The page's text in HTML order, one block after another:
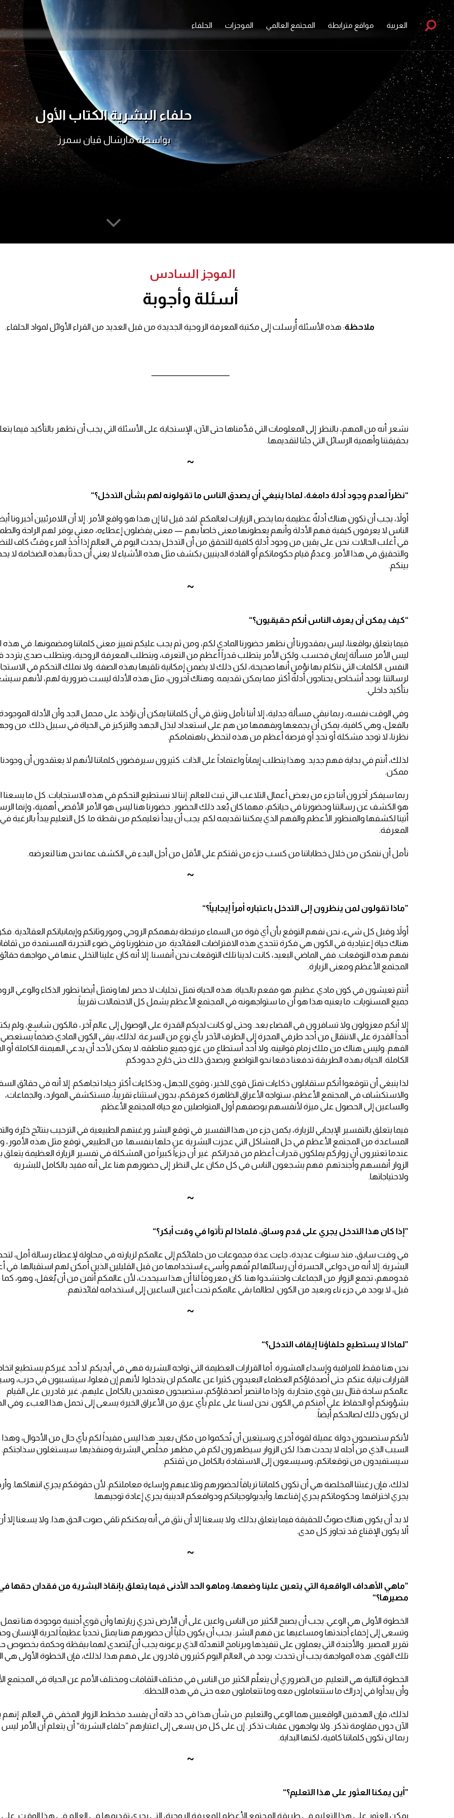
الحلفاء الموجزات المجتمع العالمي مواقع مترابطة العربية
حلفاء البشرية الكتاب الأول
بواسطة مارشال ڤيان سمرز
الموجز السادس
أسئلة وأجوبة
ملاحظة: هذه الأسئلة أُرسلت إلى مكتبة المعرفة الروحية الجديدة من قبل العديد من القراء الأوائل لمواد الحلفاء.
نشعر أنه من المهم، بالنظر إلى المعلومات التي قدَّمناها حتى الآن، الإستجابة على الأسئلة التي يجب أن تظهر بالتأكيد فيما
بحقيقتنا وأهمية الرسائل التي جئنا لتقديمها.
~
“نظراً لعدم وجود أدلة دامغة، لماذا ينبغي أن يصدق الناس ما تقولونه لهم بشأن التدخل؟“
أولاً، يجب أن تكون هناك أدلةٌ عظيمة بما يخص الزيارات لعالمكم. لقد قيل لنا إن هذا هو واقع الأمر. إلا أن اللامرئيين أخبرونا
الناس لا يعرفون كيفية فهم الأدلة وأنهم يعطونها معنى خاصاً بهم — معنى يفضلون إعطاءه، معنى يوفر لهم الراحة
في أغلب الحالات. نحن على يقين من وجود أدلةٍ كافية للتحقق من أن التدخل يحدث اليوم في العالم إذا أخذَ المرء وقتٌ كاف
والتحقيق في هذا الأمر. وعدمُ قيام حكوماتكم أو القادة الدينيين بكشف مثل هذه الأشياء لا يعني أن حدثاً بهذه الضخامة لا
بينكم.
~
“كيف يمكن أن يعرف الناس أنكم حقيقيون؟“
فيما يتعلق بواقعنا، ليس بمقدورنا أن نظهر حضورنا المادي لكم، ومن ثم يجب عليكم تمييز معنى كلماتنا ومضمونها. في هذه
ليس الأمر مسألة إيمان فحسب. ولكن الأمر يتطلب قدراً أعظم من التعرف، ويتطلب المعرفة الروحية، ويتطلب صدى يتردد
النفس. الكلمات التي نتكلم بها نؤمن أنها صحيحة، لكن ذلك لا يضمن إمكانية تلقيها بهذه الصفة. ولا نملك التحكم في
لرسالتنا. يوجد أشخاص يحتاجون أدلةٌ أكثر مما يمكن تقديمه. وهناك آخرون، مثل هذه الأدلة ليست ضرورية لهم، لأنهم
بتأكيد داخلي.
وفي الوقت نفسه، ربما نبقى مسألة جدلية، إلا أننا نأمل ونثق في أن كلماتنا يمكن أن تؤخذ على محمل الجد وأن الأدلة
بالفعل، وهي كافية، يمكن أن يجمعها ويفهمها من هم على استعداد لبذل الجهد والتركيز في الحياة في سبيل ذلك. من
نظرنا، لا توجد مشكلة أو تحدٍ أو فرصة أعظم من هذه لتحظى باهتمامكم.
لذلك، أنتم في بداية فهم جديد. وهذا يتطلب إيماناً واعتماداً على الذات. كثيرون سيرفضون كلماتنا لأنهم لا يعتقدون أن وجودنا
ممكن.
ربما سيفكر آخرون أننا جزء من بعض أعمال التلاعب التي تبث للعالم. إننا لا نستطيع التحكم في هذه الاستجابات. كل ما يسعنا
هو الكشف عن رسالتنا وحضورنا في حياتكم، مهما كان بُعد ذلك الحضور. حضورنا هنا ليس هو الأمر الأقصى أهمية، وإنما
أتينا لكشفها والمنظور الأعظم والفهم الذي يمكننا تقديمه لكم. يجب أن يبدأ تعليمكم من نقطة ما. كل التعليم يبدأ بالرغبة في
المعرفة.
نأمل أن نتمكن من خلال خطاباتنا من كسب جزء من ثقتكم على الأقل من أجل البدء في الكشف عما نحن هنا لنعرضه.
~
”ماذا تقولون لمن ينظرون إلى التدخل باعتباره أمراً إيجابياً؟“
أولاً وقبل كل شيء، نحن نفهم التوقع بأن أي قوة من السماء مرتبطة بفهمكم الروحي وموروثاتكم وإيمانياتكم العقائدية.
هناك حياة إعتيادية في الكون هي فكرة تتحدى هذه الافتراضات العقائدية. من منظورنا وفي ضوء التجربة المستمدة من
نفهم هذه التوقعات. ففي الماضي البعيد، كانت لدينا تلك التوقعات نحن أنفسنا. إلا أنه كان علينا التخلي عنها في مواجهة
المجتمع الأعظم ومعنى الزيارة.
أنتم تعيشون في كون مادي عظيم. هو مفعم بالحياة. هذه الحياة تمثل تجليات لا حصر لها وتمثل أيضا تطور الذكاء والوعي
جميع المستويات. ما يعنيه هذا هو أن ما ستواجهونه في المجتمع الأعظم يشمل كل الاحتمالات تقريباً.
إلا أنكم معزولون ولا تسافرون في الفضاء بعد. وحتى لو كانت لديكم القدرة على الوصول إلى عالم آخر، فالكون شاسع، ولم
أحداً القدرة على الانتقال من أحد طرفي المجرة إلى الطرف الآخر بأي نوع من السرعة. لذلك، يبقى الكون المادي ضخماً
الفهم. وليس هناك من ملك زمام قوانينه. ولا أحد أستطاع من غزو جميع مناطقه. لا يمكن لأحد أن يدعي الهيمنة الكاملة أو
الكاملة. الحياة بهذه الطريقة تدفعنا دفعا نحو التواضع. ويصدق ذلك حتى خارج حدودكم.
لذا ينبغي أن تتوقعوا أنكم ستقابلون ذكاءات تمثل قوى للخير، وقوى للجهل، وذكاءات أكثر حيادا تجاهكم. إلا أنه في حقائق
والاستكشاف في المجتمع الأعظم، ستواجه الأعراق الظاهرة كعرقكم، بدون استثناء تقريباً، مستكشفي الموارد، والجماعات،
والساعين إلى الحصول على ميزة لأنفسهم بوصفهم أول المتواصلين مع حياة المجتمع الأعظم.
فيما يتعلق بالتفسير الإيجابي للزيارة، يكمن جزء من هذا التفسير في توقع البشر ورغبتهم الطبيعية في الترحيب بنتائج خيّرة
المساعدة من المجتمع الأعظم في حل المشاكل التي عجزت البشرية عن حلها بنفسها. من الطبيعي توقع مثل هذه الأمور،
عندما تعتبرون أن زواركم يملكون قدرات أعظم من قدراتكم. غير أن جزءاً كبيراً من المشكلة في تفسير الزيارة العظيمة يتعلق
الزوار أنفسهم وأجندتهم. فهم يشجعون الناس في كل مكان على النظر إلى حضورهم هنا على أنه مفيد بالكامل للبشرية
ولاحتياجاتها.
~
”إذا كان هذا التدخل يجري على قدم وساق، فلماذا لم تأتوا في وقت أبكر؟“
في وقت سابق، منذ سنوات عديدة، جاءت عدة مجموعات من حلفائكم إلى عالمكم لزيارته في محاولة لإعطاء رسالة أمل،
البشرية. إلا أنه من دواعي الحسرة أن رسائلها لم تُفهم وأسيء استخدامها من قبل القليلين الذين أمكن لهم استقبالها. في
قدومهم، تجمع الزوار من الجماعات واحتشدوا هنا. كان معروفاً لنا أن هذا سيحدث، لأن عالمكم أثمن من أن يُغفل، وهو، كما
قبل، لا يوجد في جزء ناء وبعيد من الكون. لطالما بقي عالمكم تحت أعين الساعين إلى استخدامه لفائدتهم.
~
”لماذا لا يستطيع حلفاؤنا إيقاف التدخل؟“
نحن هنا فقط للمراقبة وإسداء المشورة. أما القرارات العظيمة التي تواجه البشرية فهي في أيديكم. لا أحد غيركم يستطيع
القرارات نيابة عنكم. حتى أصدقاؤكم العظماء البعيدون كثيرا عن عالمكم لن يتدخلوا. لأنهم إن فعلوا، سيتسببون في حرب،
عالمكم ساحة قتال بين قوى متحاربة. وإذا ما انتصر أصدقاؤكم، ستصبحون معتمدين بالكامل عليهم، غير قادرين على القيام
بشؤونكم أو الحفاظ على أمنكم في الكون. نحن لسنا على علم بأي عرق من الأعراق الخيرة يسعى إلى تحمل هذا العبء. وفي
لن يكون ذلك لصالحكم أيضاً.
لأنكم ستصبحون دولة عميلة لقوة أخرى وسيتعين أن تُحكموا من مكان بعيد. هذا ليس مفيداً لكم بأي حال من الأحوال،
السبب الذي من أجله لا يحدث هذا. لكن الزوار سيظهرون لكم في مظهر مخلِّصي البشرية ومنقذيها. سيستغلون سذاجتكم.
سيستفيدون من توقعاتكم، وسيسعون إلى الاستفادة بالكامل من ثقتكم.
لذلك، فإن رغبتنا المخلصة هي أن تكون كلماتنا ترياقاً لحضورهم وتلاعبهم وإساءة معاملتكم. لأن حقوقكم يجري انتهاكها.
يجري اختراقها. وحكوماتكم يجري إقناعها. وأيديولوجياتكم ودوافعكم الدينية يجري إعادة توجيهها.
لا بد أن يكون هناك صوتُ للحقيقة فيما يتعلق بذلك. ولا يسعنا إلا أن نثق في أنه يمكنكم تلقي صوت الحق هذا. ولا يسعنا إلا
ألا يكون الإقناع قد تجاوز كل مدى.
~
”ماهي الأهداف الواقعية التي يتعين علينا وضعها، وماهو الحد الأدنى فيما يتعلق بإنقاذ البشرية من فقدان حقها
مصيرها؟“
الخطوة الأولى هي الوعي. يجب أن يصبح الكثير من الناس واعين على أن الأرض تجري زيارتها وأن قوى أجنبية موجودة هنا تعمل
وتسعى إلى إخفاء أجندتها ومساعيها عن فهم البشر. يجب أن يكون جلياً أن حضورهم هنا يمثل تحدياً عظيماً لحرية الإنسان
تقرير المصير. والأجندة التي يعملون على تنفيذها وبرنامج التهدئة الذي يرعونه يجب أن يُتصدى لهما بيقظة وحكمة بخصوص
تلك القوى. هذه المواجهة يجب أن تحدث. يوجد في العالم اليوم كثيرون قادرون على فهم هذا. لذلك، فإن الخطوة الأولى هي
الخطوة التالية هي التعليم. من الضروري أن يتعلَّم الكثير من الناس في مختلف الثقافات ومختلف الأمم عن الحياة في المجتمع
وأن يبدأوا في إدراك ما ستتعاملون معه وما تتعاملون معه حتى في هذه اللحظة.
لذلك، فإن الهدفين الواقعيين هما الوعي والتعليم. من شأن هذا في حد ذاته أن يفسد مخطط الزوار المخفي في العالم.
الآن دون مقاومة تذكر. ولا يواجهون عقبات تذكر. إن على كل من يسعى إلى اعتبارهم ”حلفاء البشرية“ أن يتعلم أن الأمر
ربما لن تكون كلماتنا كافية، لكنها البداية.
~
”أين يمكنا العثور على هذا التعليم؟“
يمكن العثور على هذا التعليم في طريقة المجتمع الأعظم للمعرفة الروحية، التي يجري تقديمها في العالم في هذا الوقت. على